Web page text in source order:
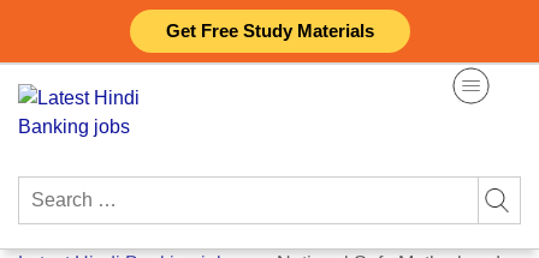
Get Free Study Materials
content
Search